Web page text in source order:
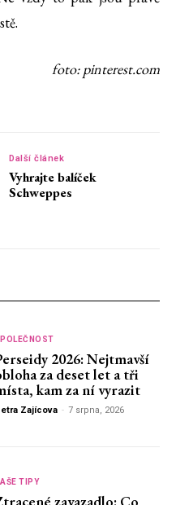
foto: pinterest.com
Další článek
Vyhrajte balíček
Schweppes
2026: Nejtmavší
za deset let a tři
kam za ní vyrazit
Zajícova - 7 srpna, 2026
TIPY